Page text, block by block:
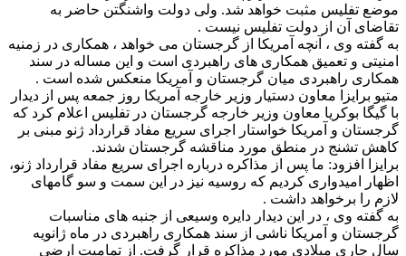
موضع تفلیس مثبت خواهد شد. ولی دولت واشنگتن حاضر به
تقاضای آن از دولت تفلیس نیست .
به گفته وی ، آنچه آمریکا از گرجستان می خواهد ، همکاری در زمنیه
امنیتی و تعمیق همکاری های راهبردی است و این مساله در سند
همکاری راهبردی میان گرجستان و آمریکا منعکس شده است .
متیو برایزا معاون دستیار وزیر خارجه آمریکا روز جمعه پس از دیدار
با گیگا بوکریا معاون وزیر خارجه گرجستان در تفلیس اعلام کرد که
گرجستان و آمریکا خواستار اجرای سریع مفاد قرارداد ژنو مبنی بر
کاهش تشنج در منطق مورد مناقشه گرجستان شدند.
برایزا افزود: ما پس از مذاکره درباره اجرای سریع مفاد قرارداد ژنو،
اظهار امیدواری کردیم که روسیه نیز در این سمت و سو گامهای
لازم را برخواهد داشت .
به گفته وی ، در این دیدار دایره وسیعی از جنبه های مناسبات
گرجستان و آمریکا ناشی از سند همکاری راهبردی در ماه ژانویه
سال جاری میلادی مورد مذاکره قرار گرفت. از تمامیت ارضی